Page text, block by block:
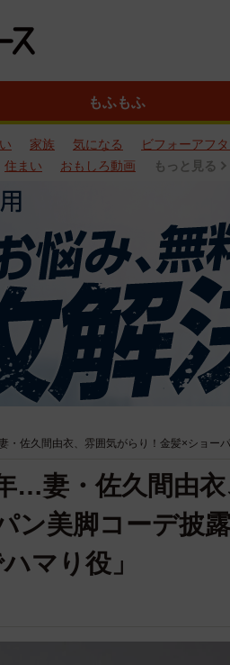
もふもふ
家族 気になる ビフォーアフ
住まい おもしろ動画 もっと見る
・佐久間由衣、雰囲気がらり！金髪×ショー
…妻・佐久間由
ン美脚コーデ披
マり役」